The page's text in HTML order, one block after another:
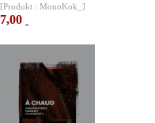
[Produkt : MonoKok_]
7,00